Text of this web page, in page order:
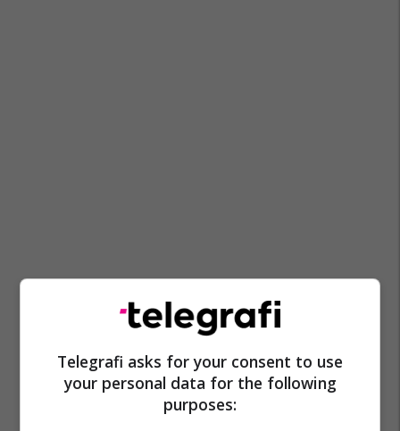
Telegrafi asks for your consent to use
your personal data for the following
purposes: